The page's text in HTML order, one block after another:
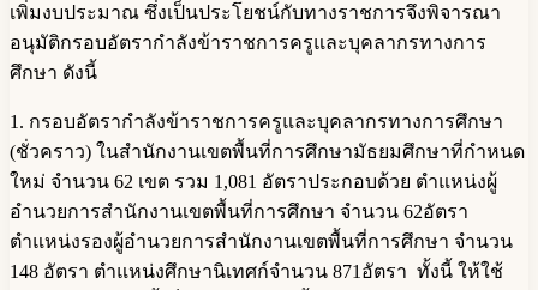
เพิ่มงบประมาณ ซึ่งเป็นประโยชน์กับทางราชการจึงพิจารณา
อนุมัติกรอบอัตรากำลังข้าราชการครูและบุคลากรทางการ
ศึกษา ดังนี้
1. กรอบอัตรากำลังข้าราชการครูและบุคลากรทางการศึกษา
(ชั่วคราว) ในสำนักงานเขตพื้นที่การศึกษามัธยมศึกษาที่กำหนด
ใหม่ จำนวน 62 เขต รวม 1,081 อัตราประกอบด้วย ตำแหน่งผู้
อำนวยการสำนักงานเขตพื้นที่การศึกษา จำนวน 62อัตรา
ตำแหน่งรองผู้อำนวยการสำนักงานเขตพื้นที่การศึกษา จำนวน
148 อัตรา ตำแหน่งศึกษานิเทศก์จำนวน 871อัตรา ทั้งนี้ ให้ใช้